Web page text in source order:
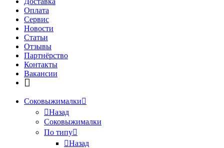
Оплата
Сервис
Новости
Статьи
Отзывы
Партнёрство
Контакты
Вакансии
Соковыжималки
Назад
Соковыжималки
По типу
Назад